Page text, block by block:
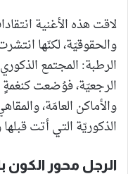
لاقت هذه الأغنية
والحقوقيّة، لكنّها
الرطبة: المجتمع
الرجعيّة، فوُضعت
والأماكن العامّة،
الذكوريّة التي أتت
الرجل محور الكون